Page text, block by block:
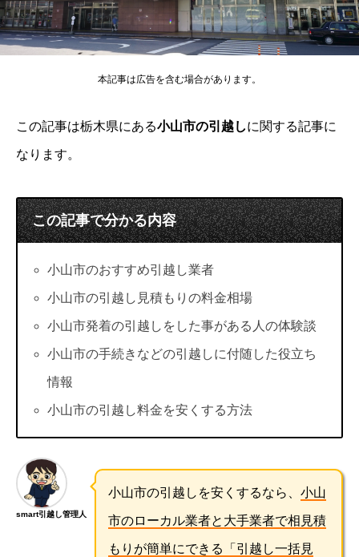
本記事は広告を含む場合があります。
この記事は栃木県にある小山市の引越しに関する記事に
なります。
この記事で分かる内容
小山市のおすすめ引越し業者
小山市の引越し見積もりの料金相場
小山市発着の引越しをした事がある人の体験談
小山市の手続きなどの引越しに付随した役立ち
情報
小山市の引越し料金を安くする方法
smart引越し管理人
小山市の引越しを安くするなら、 小山
市のローカル業者と大手業者で相見積
もりが簡単にできる「引越し一括見